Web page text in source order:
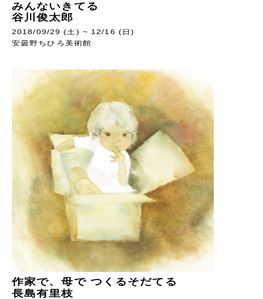
みんないきてる
谷川俊太郎
2018/09/29 (土) ~ 12/16 (日)
安曇野ちひろ美術館
作家で、母で つくるそだてる
長島有里枝